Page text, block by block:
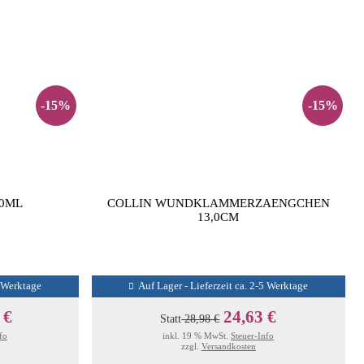
-15%
€
-15%
COLLIN WUNDKLAMMERZAENGCHEN
13,0CM
Auf Lager - Lieferzeit ca. 2-5 Werktage
Statt28,98 € 24,63 €
inkl. 19 % MwSt.Steuer-Info
zzgl. Versandkosten